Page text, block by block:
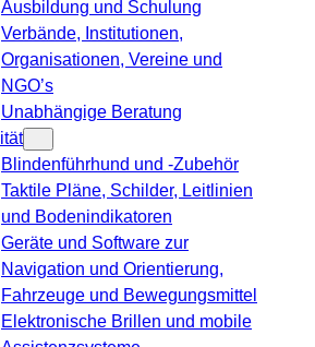
Ausbildung und Schulung
Verbände, Institutionen,
Organisationen, Vereine und
NGO’s
Unabhängige Beratung
Blindenführhund und -Zubehör
Taktile Pläne, Schilder, Leitlinien
und Bodenindikatoren
Geräte und Software zur
Navigation und Orientierung,
Fahrzeuge und Bewegungsmittel
Elektronische Brillen und mobile